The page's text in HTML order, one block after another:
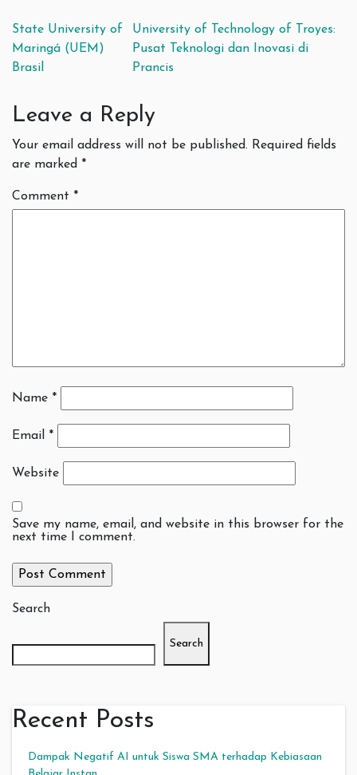
Post navigation
State University of
Maringá (UEM)
Brasil
University of Technology of Troyes:
Pusat Teknologi dan Inovasi di
Prancis
Leave a Reply
Your email address will not be published. Required fields
are marked *
Comment *
Name *
Email *
Website
Save my name, email, and website in this browser for the
next time I comment.
Search
Search
Recent Posts
Dampak Negatif AI untuk Siswa SMA terhadap Kebiasaan